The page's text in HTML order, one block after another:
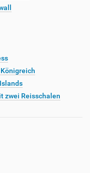
zwei Reisschalen